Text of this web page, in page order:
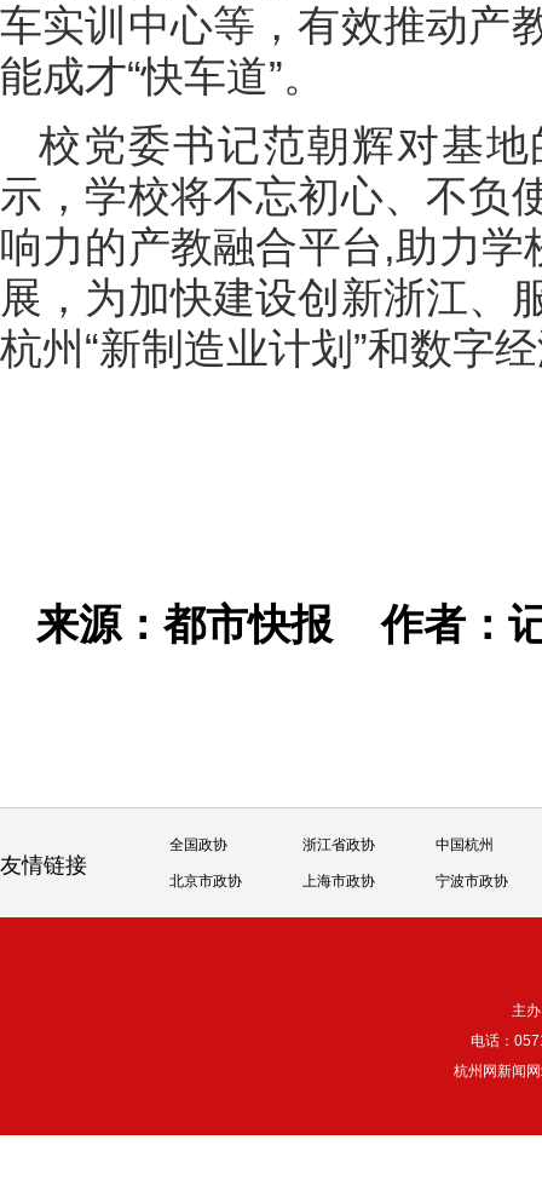
车实训中心等，有效推动产
能成才“快车道”。
校党委书记范朝辉对基
示，学校将不忘初心、不负
响力的产教融合平台,助力学
展，为加快建设创新浙江、
杭州“新制造业计划”和数字
来源：都市快报作者：
友情链接
全国政协 浙江省政协 中国杭州
北京市政协 上海市政协 宁波市政协
主
电话：
杭州网新闻